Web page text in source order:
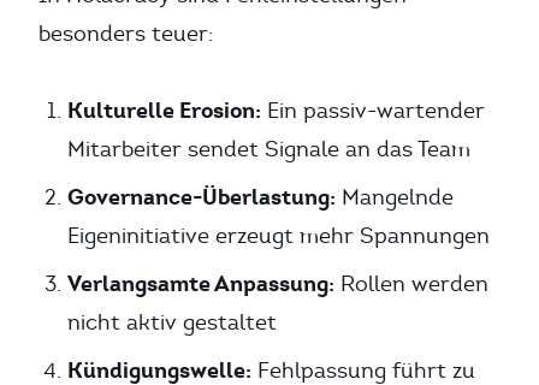
besonders teuer:
Kulturelle Erosion: Ein passiv-wartender
Mitarbeiter sendet Signale an das Team
Governance-Überlastung: Mangelnde
Eigeninitiative erzeugt mehr Spannungen
Verlangsamte Anpassung: Rollen werden
nicht aktiv gestaltet
Kündigungswelle: Fehlpassung führt zu